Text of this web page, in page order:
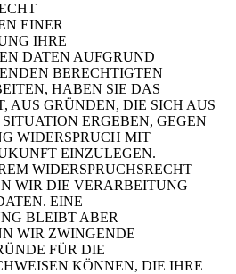
EINER
IHRE
DATEN AUFGRUND
BERECHTIGTEN
HABEN SIE DAS
AUS GRÜNDEN, DIE SICH AUS
ERGEBEN, GEGEN
WIDERSPRUCH MIT
EINZULEGEN.
WIDERSPRUCHSRECHT
WIR DIE VERARBEITUNG
EINE
BLEIBT ABER
WIR ZWINGENDE
FÜR DIE
KÖNNEN, DIE IHRE